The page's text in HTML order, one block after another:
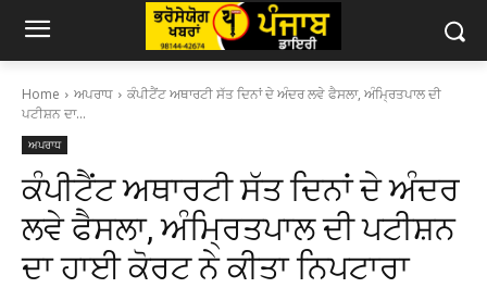
Home ਅਪਰਾਧ
ਕੰਪੀਟੈਂਟ ਅਥਾਰਟੀ ਸੱਤ ਦਿਨਾਂ ਦੇ ਅੰਦਰ ਲਵੇ ਫੈਸਲਾ, ਅੰਮ੍ਰਿਤਪਾਲ ਦੀ
ਪਟੀਸ਼ਨ ਦਾ...
ਅਪਰਾਧ
ਕੰਪੀਟੈਂਟ ਅਥਾਰਟੀ ਸੱਤ ਦਿਨਾਂ ਦੇ ਅੰਦਰ
ਲਵੇ ਫੈਸਲਾ, ਅੰਮ੍ਰਿਤਪਾਲ ਦੀ ਪਟੀਸ਼ਨ
ਦਾ ਹਾਈ ਕੋਰਟ ਨੇ ਕੀਤਾ ਨਿਪਟਾਰਾ